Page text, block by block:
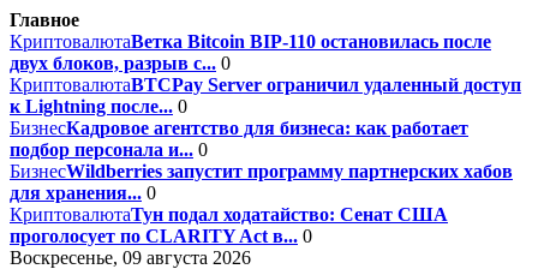
Главное
КриптовалютаВетка Bitcoin BIP-110 остановилась после
двух блоков, разрыв с... 0
КриптовалютаBTCPay Server ограничил удаленный доступ
к Lightning после... 0
БизнесКадровое агентство для бизнеса: как работает
подбор персонала и... 0
БизнесWildberries запустит программу партнерских хабов
для хранения... 0
КриптовалютаТун подал ходатайство: Сенат США
проголосует по CLARITY Act в... 0
Воскресенье, 09 августа 2026